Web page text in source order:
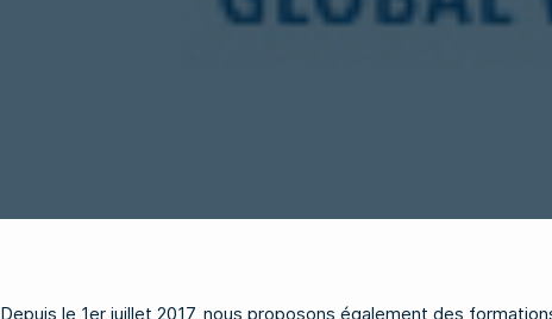
Depuis le 1er juillet 2017, nous proposons également des